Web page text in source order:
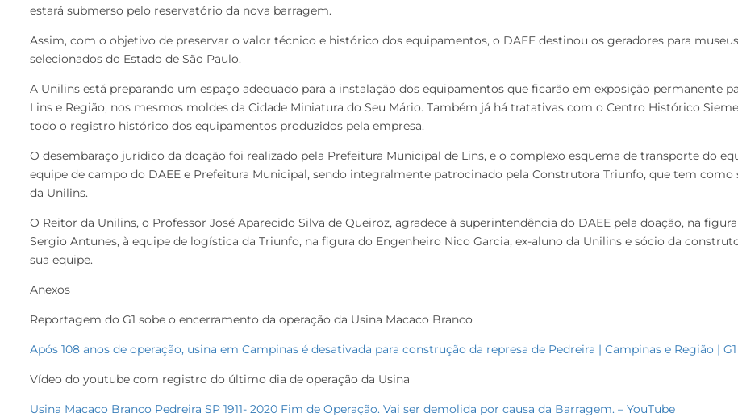
estará submerso pelo reservatório da nova barragem.
Assim, com o objetivo de preservar o valor técnico e histórico dos equipamentos, o DAEE destinou os geradores para
selecionados do Estado de São Paulo.
A Unilins está preparando um espaço adequado para a instalação dos equipamentos que ficarão em exposição permanente
Lins e Região, nos mesmos moldes da Cidade Miniatura do Seu Mário. Também já há tratativas com o Centro Histórico
todo o registro histórico dos equipamentos produzidos pela empresa.
O desembaraço jurídico da doação foi realizado pela Prefeitura Municipal de Lins, e o complexo esquema de transporte do
equipe de campo do DAEE e Prefeitura Municipal, sendo integralmente patrocinado pela Construtora Triunfo, que tem como
da Unilins.
O Reitor da Unilins, o Professor José Aparecido Silva de Queiroz, agradece à superintendência do DAEE pela doação, na
Sergio Antunes, à equipe de logística da Triunfo, na figura do Engenheiro Nico Garcia, ex-aluno da Unilins e sócio da
sua equipe.
Anexos
Reportagem do G1 sobe o encerramento da operação da Usina Macaco Branco
Após 108 anos de operação, usina em Campinas é desativada para construção da represa de Pedreira | Campinas e Região |
Vídeo do youtube com registro do último dia de operação da Usina
Usina Macaco Branco Pedreira SP 1911- 2020 Fim de Operação. Vai ser demolida por causa da Barragem. – YouTube